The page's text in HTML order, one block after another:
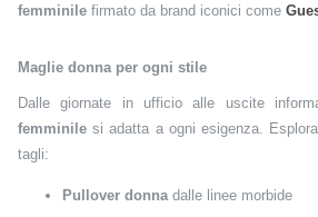
femminile firmato da brand iconici come
Maglie donna per ogni stile
Dalle giornate in ufficio alle uscite
femminile si adatta a ogni esigenza.
tagli:
Pullover donna dalle linee morbide